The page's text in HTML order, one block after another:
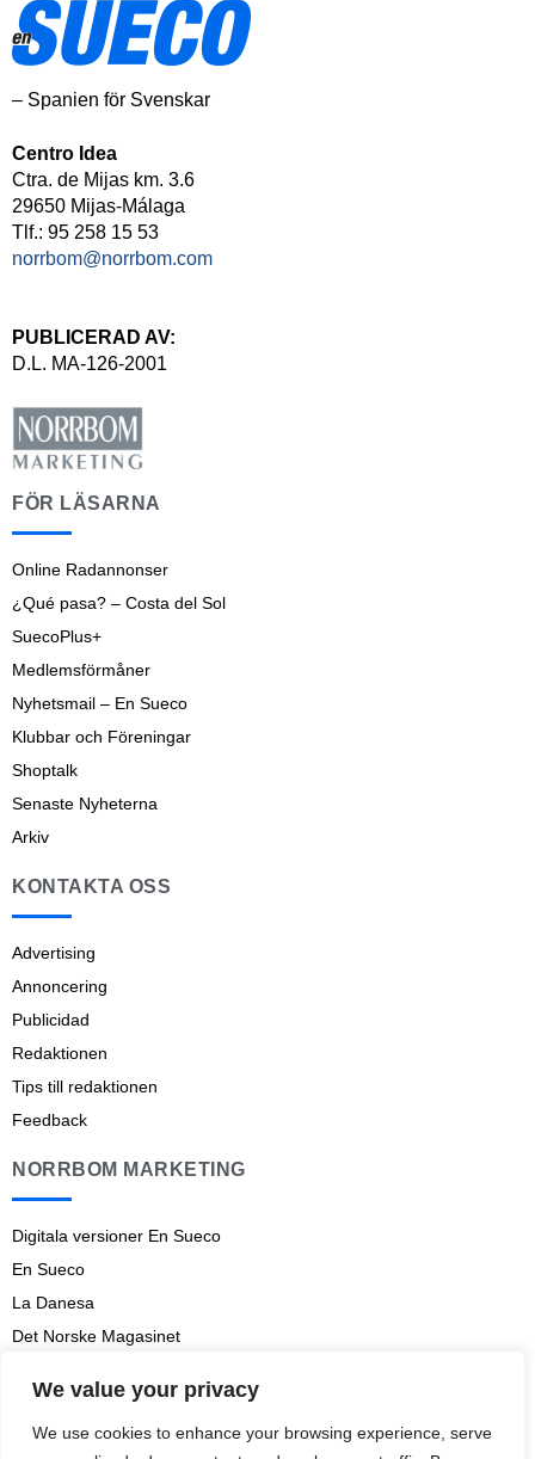
We value your privacy
We use cookies to enhance your browsing experience, serve
– Spanien för Svenskar
Centro Idea
Ctra. de Mijas km. 3.6
29650 Mijas-Málaga
Tlf.: 95 258 15 53
norrbom@norrbom.com
PUBLICERAD AV:
D.L. MA-126-2001
FÖR LÄSARNA
Online Radannonser
¿Qué pasa? – Costa del Sol
SuecoPlus+
Medlemsförmåner
Nyhetsmail – En Sueco
Klubbar och Föreningar
Shoptalk
Senaste Nyheterna
Arkiv
KONTAKTA OSS
Advertising
Annoncering
Publicidad
Redaktionen
Tips till redaktionen
Feedback
NORRBOM MARKETING
Digitala versioner En Sueco
En Sueco
La Danesa
Det Norske Magasinet
Aviso legal
Prenumerationsvillkor